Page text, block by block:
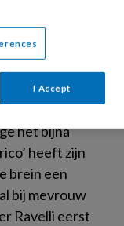
Ravelli de
altijd een
Strak
Corleone
in de
het bijna
heeft zijn
brein een
bij mevrouw
Ravelli eerst
I Accept